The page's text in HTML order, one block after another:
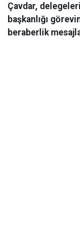
Çavdar,
başkanlığı
beraberlik